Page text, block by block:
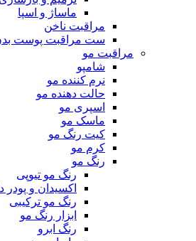
ماساژ و اسپا
مراقبت ناخن
ست مراقبت پوست
مراقبت مو
شامپو
نرم کننده مو
حالت دهنده مو
اسپری مو
ماسک مو
کیت رنگ مو
کرم مو
رنگ مو
رنگ مو تیوپی
اکسیدان و پودر
رنگ مو ترکیبی
ابزار رنگ مو
رنگ ابرو